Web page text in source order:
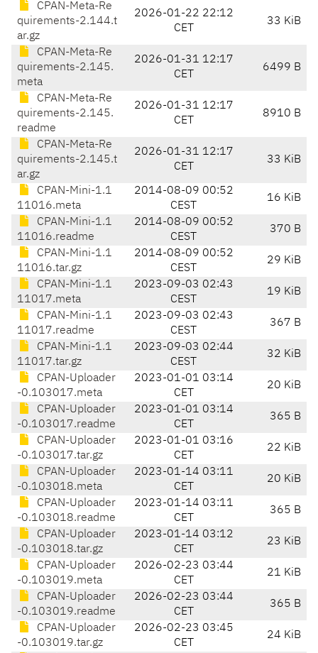
CPAN-Meta-Re
quirements-2.144.t
ar.gz
2026-01-22 22:12
CET
33 KiB
CPAN-Meta-Re
quirements-2.145.
meta
2026-01-31 12:17
CET
6499 B
CPAN-Meta-Re
quirements-2.145.
readme
2026-01-31 12:17
CET
8910 B
CPAN-Meta-Re
quirements-2.145.t
ar.gz
2026-01-31 12:17
CET
33 KiB
CPAN-Mini-1.1
11016.meta
2014-08-09 00:52
CEST
16 KiB
CPAN-Mini-1.1
11016.readme
2014-08-09 00:52
CEST
370 B
CPAN-Mini-1.1
11016.tar.gz
2014-08-09 00:52
CEST
29 KiB
CPAN-Mini-1.1
11017.meta
2023-09-03 02:43
CEST
19 KiB
CPAN-Mini-1.1
11017.readme
2023-09-03 02:43
CEST
367 B
CPAN-Mini-1.1
11017.tar.gz
2023-09-03 02:44
CEST
32 KiB
CPAN-Uploader
-0.103017.meta
2023-01-01 03:14
CET
20 KiB
CPAN-Uploader
-0.103017.readme
2023-01-01 03:14
CET
365 B
CPAN-Uploader
-0.103017.tar.gz
2023-01-01 03:16
CET
22 KiB
CPAN-Uploader
-0.103018.meta
2023-01-14 03:11
CET
20 KiB
CPAN-Uploader
-0.103018.readme
2023-01-14 03:11
CET
365 B
CPAN-Uploader
-0.103018.tar.gz
2023-01-14 03:12
CET
23 KiB
CPAN-Uploader
-0.103019.meta
2026-02-23 03:44
CET
21 KiB
CPAN-Uploader
-0.103019.readme
2026-02-23 03:44
CET
365 B
CPAN-Uploader
-0.103019.tar.gz
2026-02-23 03:45
CET
24 KiB